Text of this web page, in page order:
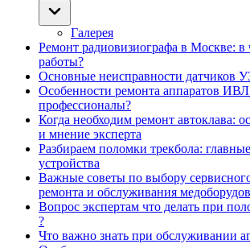
Галерея
Ремонт радиовизиографа в Москве: в
работы?
Основные неисправности датчиков
Особенности ремонта аппаратов
профессионалы?
Когда необходим ремонт автоклава:
и мнение эксперта
Разбираем поломки трекбола:
устройства
Важные советы по выбору
ремонта и обслуживания
Вопрос экспертам что делать при
?
Что важно знать при обслуживании